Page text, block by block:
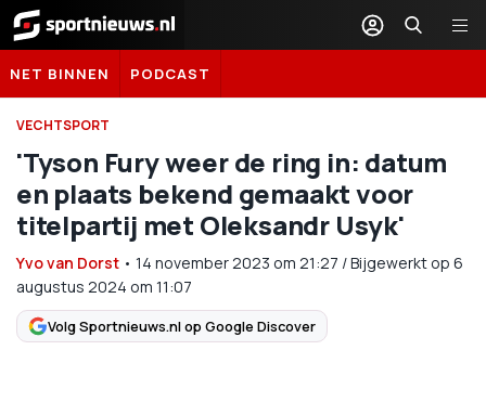
Sportnieuws.nl
NET BINNEN PODCAST
VECHTSPORT
'Tyson Fury weer de ring in: datum
en plaats bekend gemaakt voor
titelpartij met Oleksandr Usyk'
Yvo van Dorst • 14 november 2023 om 21:27 /Bijgewerkt op 6
augustus 2024 om 11:07
Volg Sportnieuws.nl op Google Discover